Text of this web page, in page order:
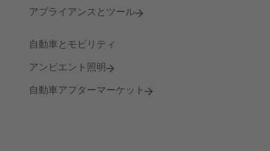
アプライアンスとツール
自動車とモビリティ
アンビエント照明
自動車アフターマーケット